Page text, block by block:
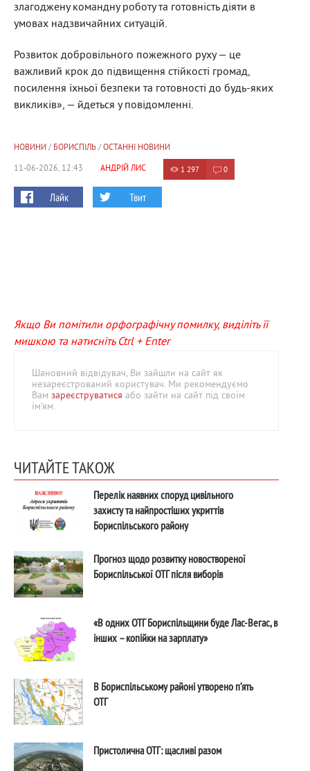
злагоджену командну роботу та готовність діяти в
умовах надзвичайних ситуацій.
Розвиток добровільного пожежного руху — це
важливий крок до підвищення стійкості громад,
посилення їхньої безпеки та готовності до будь-яких
викликів», — йдеться у повідомленні.
НОВИНИ/ БОРИСПІЛЬ/ ОСТАННІ НОВИНИ
11-06-2026, 12:43
АНДРІЙ ЛИС 1 297 0
Лайк Твит
Якщо Ви помітили орфографічну помилку, виділіть її
мишкою та натисніть Ctrl + Enter
Шановний відвідувач, Ви зайшли на сайт як
незареєстрований користувач. Ми рекомендуємо
Вам зареєструватися або зайти на сайт під своїм
ім'ям.
ЧИТАЙТЕ ТАКОЖ
Перелік наявних споруд цивільного
захисту та найпростіших укриттів
Бориспільського району
Прогноз щодо розвитку новоствореної
Бориспільської ОТГ після виборів
«В одних ОТГ Бориспільщини буде Лас-Вегас, в
інших – копійки на зарплату»
В Бориспільському районі утворено п’ять
ОТГ
Пристолична ОТГ: щасливі разом